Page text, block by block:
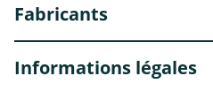
Fabricants
Informations légales